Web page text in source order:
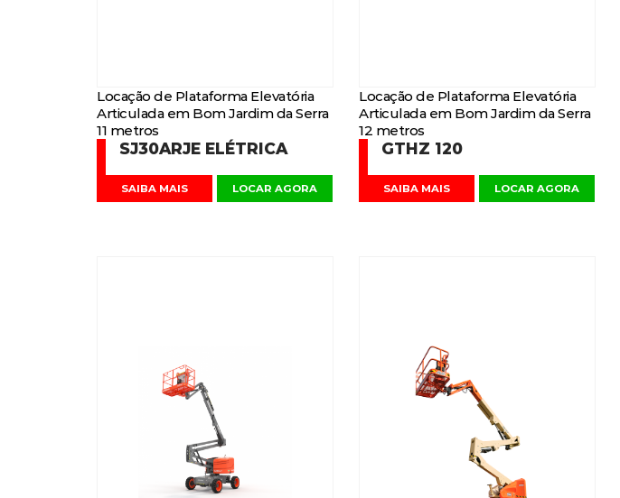
Locação de Plataforma Elevatória
Articulada em Bom Jardim da Serra
11 metros
SJ30ARJE ELÉTRICA
SAIBA MAIS LOCAR AGORA
Locação de Plataforma Elevatória
Articulada em Bom Jardim da Serra
12 metros
GTHZ 120
SAIBA MAIS LOCAR AGORA